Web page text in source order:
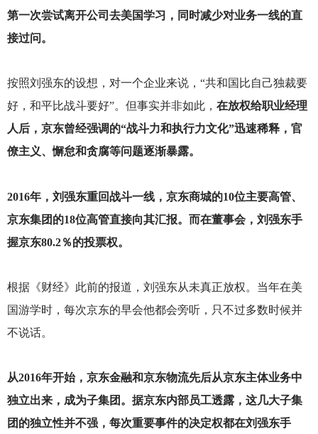
第一次尝试离开公司去美国学习，同时减少对业务一线的直
接过问。
按照刘强东的设想，对一个企业来说，“共和国比自己独裁要
好，和平比战斗要好”。但事实并非如此， 在放权给职业经理
人后，京东曾经强调的“战斗力和执行力文化”迅速稀释，官
僚主义、懈怠和贪腐等问题逐渐暴露。
2016年，刘强东重回战斗一线，京东商城的10位主要高管、
京东集团的18位高管直接向其汇报。而在董事会，刘强东手
握京东80.2％的投票权。
根据《财经》此前的报道，刘强东从未真正放权。当年在美
国游学时，每次京东的早会他都会旁听，只不过多数时候并
不说话。
从2016年开始，京东金融和京东物流先后从京东主体业务中
独立出来，成为子集团。据京东内部员工透露，这几大子集
团的独立性并不强，每次重要事件的决定权都在刘强东手